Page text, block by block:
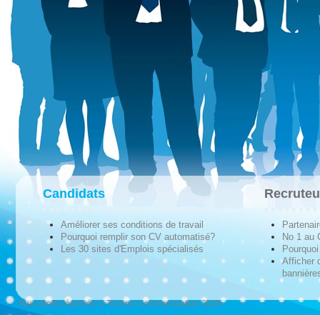
Candidats
Améliorer ses conditions de travail
Pourquoi remplir son CV automatisé?
Les 30 sites d'Emplois spécialisés
No 1 au
Afficher
Tous droits réservés © Techno-Communication 2026